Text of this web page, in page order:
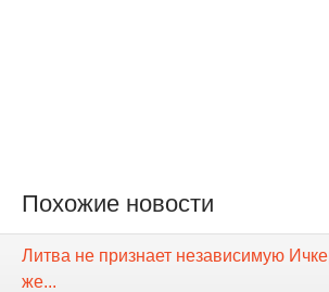
Похожие новости
Литва не признает независимую
же...